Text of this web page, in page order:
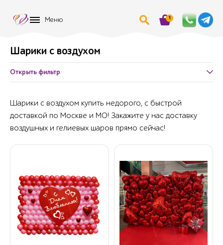
Меню 1
Шарики с воздухом
Открыть фильтр
Шарики с воздухом купить недорого, с быстрой
доставкой по Москве и МО! Закажите у нас доставку
воздушных и гелиевых шаров прямо сейчас!